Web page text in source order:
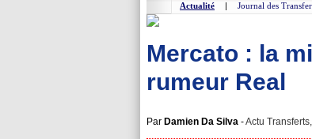
Actualité | Journal des
Mercato : la
rumeur Real
Par Damien Da Silva -Actu